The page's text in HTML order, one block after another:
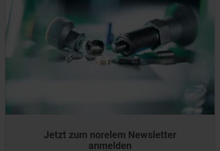
Jetzt zum norelem Newsletter
anmelden